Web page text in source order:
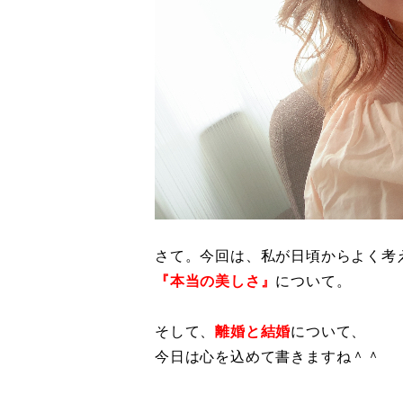
さて。今回は、私が日頃からよく考
『本当の美しさ』 について。
そして、離婚と結婚について、
今日は心を込めて書きますね＾＾